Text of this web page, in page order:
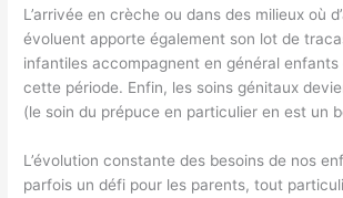
L’arrivée en crèche ou dans des milieux où
évoluent apporte également son lot de
infantiles accompagnent en général
cette période. Enfin, les soins génitaux
(le soin du prépuce en particulier en est un
L’évolution constante des besoins de nos
parfois un défi pour les parents, tout